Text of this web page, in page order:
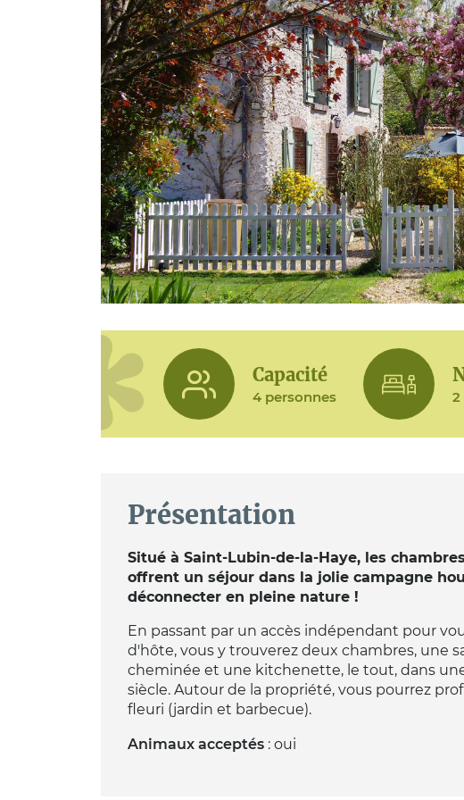
Capacité
4 personnes 2
Présentation
Situé à Saint-Lubin-de-la-Haye, les
offrent un séjour dans la jolie campagne
déconnecter en pleine nature !
En passant par un accès indépendant pour
d'hôte, vous y trouverez deux chambres, une
cheminée et une kitchenette, le tout, dans
siècle. Autour de la propriété, vous pourrez
fleuri (jardin et barbecue).
Animaux acceptés: oui